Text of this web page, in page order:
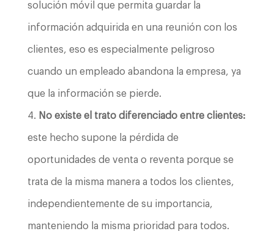
solución móvil que permita guardar la
información adquirida en una reunión con los
clientes, eso es especialmente peligroso
cuando un empleado abandona la empresa, ya
que la información se pierde.
No existe el trato diferenciado entre clientes:
este hecho supone la pérdida de
oportunidades de venta o reventa porque se
trata de la misma manera a todos los clientes,
independientemente de su importancia,
manteniendo la misma prioridad para todos.